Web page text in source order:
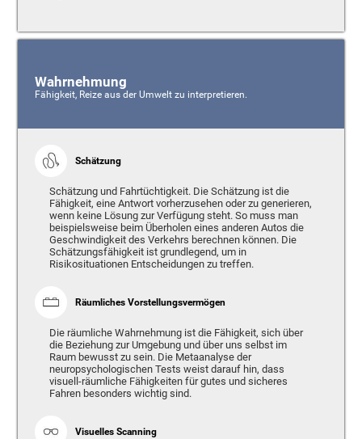
Wahrnehmung
Fähigkeit, Reize aus der Umwelt zu interpretieren.
Schätzung
Schätzung und Fahrtüchtigkeit. Die Schätzung ist die
Fähigkeit, eine Antwort vorherzusehen oder zu generieren,
wenn keine Lösung zur Verfügung steht. So muss man
beispielsweise beim Überholen eines anderen Autos die
Geschwindigkeit des Verkehrs berechnen können. Die
Schätzungsfähigkeit ist grundlegend, um in
Risikosituationen Entscheidungen zu treffen.
Räumliches Vorstellungsvermögen
Die räumliche Wahrnehmung ist die Fähigkeit, sich über
die Beziehung zur Umgebung und über uns selbst im
Raum bewusst zu sein. Die Metaanalyse der
neuropsychologischen Tests weist darauf hin, dass
visuell-räumliche Fähigkeiten für gutes und sicheres
Fahren besonders wichtig sind.
Visuelles Scanning